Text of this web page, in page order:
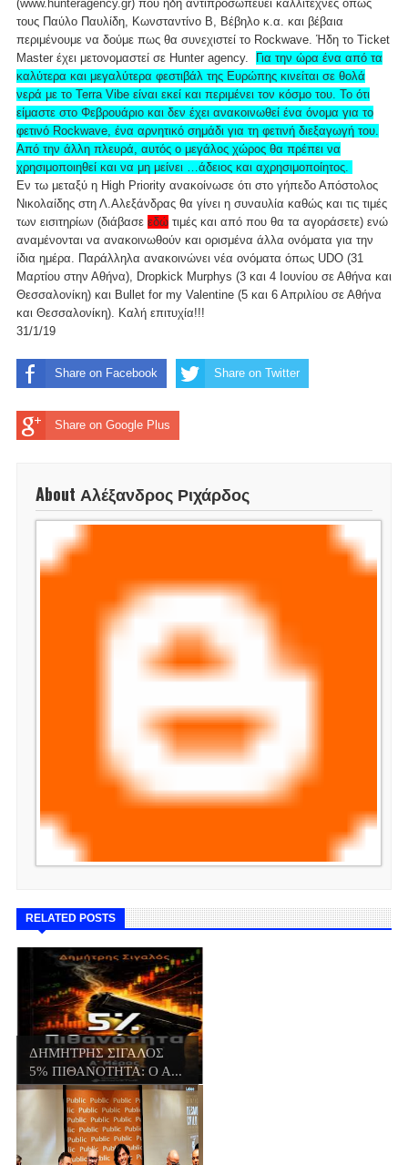
(www.hunteragency.gr) που ήδη αντιπροσωπεύει καλλιτέχνες όπως
τους Παύλο Παυλίδη, Κωνσταντίνο Β, Βέβηλο κ.α. και βέβαια
περιμένουμε να δούμε πως θα συνεχιστεί το Rockwave. Ήδη το Ticket
Master έχει μετονομαστεί σε Hunter agency. Για την ώρα ένα από τα
καλύτερα και μεγαλύτερα φεστιβάλ της Ευρώπης κινείται σε θολά
νερά με τo Terra Vibe είναι εκεί και περιμένει τον κόσμο του. Το ότι
είμαστε στο Φεβρουάριο και δεν έχει ανακοινωθεί ένα όνομα για το
φετινό Rockwave, ένα αρνητικό σημάδι για τη φετινή διεξαγωγή του.
Από την άλλη πλευρά, αυτός ο μεγάλος χώρος θα πρέπει να
χρησιμοποιηθεί και να μη μείνει …άδειος και αχρησιμοποίητος.
Εν τω μεταξύ η High Priority ανακοίνωσε ότι στο γήπεδο Απόστολος
Νικολαίδης στη Λ.Αλεξάνδρας θα γίνει η συναυλία καθώς και τις τιμές
των εισιτηρίων (διάβασε εδώ τιμές και από που θα τα αγοράσετε) ενώ
αναμένονται να ανακοινωθούν και ορισμένα άλλα ονόματα για την
ίδια ημέρα. Παράλληλα ανακοινώνει νέα ονόματα όπως UDO (31
Μαρτίου στην Αθήνα), Dropkick Murphys (3 και 4 Ιουνίου σε Αθήνα και
Θεσσαλονίκη) και Bullet for my Valentine (5 και 6 Απριλίου σε Αθήνα
και Θεσσαλονίκη). Καλή επιτυχία!!!
31/1/19
Share on Facebook Share on Twitter
Share on Google Plus
About Αλέξανδρος Ριχάρδος
RELATED POSTS
ΔΗΜΗΤΡΗΣ ΣΙΓΑΛΟΣ
5% ΠΙΘΑΝΟΤΗΤΑ: Ο Α...